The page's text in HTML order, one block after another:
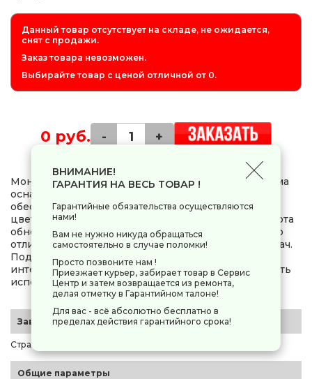
Данный товар отсутствует на складе, не ожидается,
снят с продажи.
Заказ товара невозможен.
Выбирайте товар с ценой отличной от 0.
0 руб. - +
Монитор Acer KA252QG0bi с диагональю 24,5 дюйма
оснащён IPS-матрицей с разрешением Full HD и
обеспечивает яркое изображение с точной
цветопередачей и широкими углами обзора. Частота
обновления 120 Гц и время отклика 1 мс делают его
отличным выбором для игр и мультимедийных задач.
Подключение к устройствам возможно через
интерфейсы HDMI и VGA, что обеспечивает гибкость
использования.
Заводские данные
Страна-производитель
Общие параметры
ВНИМАНИЕ!
ГАРАНТИЯ НА ВЕСЬ ТОВАР !
Гарантийные обязательства осуществляются
нами!
Вам не нужно никуда обращаться
самостоятельно в случае поломки!
Просто позвоните нам !
Приезжает курьер, забирает товар в Сервис
Центр и затем возвращается из ремонта,
делая отметку в Гарантийном талоне!
Для вас - всё абсолютно бесплатно в
пределах действия гарантийного срока!